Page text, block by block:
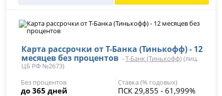
Карта рассрочки от Т-Банка (Тинькофф) - 12
месяцев без процентов -Т-Банк (Тинькофф)(лиц.
ЦБ РФ №2673)
Без процентов
до 365 дней
Ставка (% годовых)
ПСК 29,855 - 61,999%